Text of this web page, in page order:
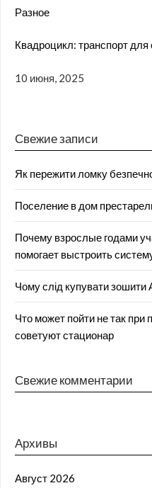
Разное
Квадроцикл: транспорт
10 июня, 2025
Свежие записи
Як пережити ломку
Поселение в дом
Почему взрослые годами
помогает выстроить
Чому слід купувати зошити
Что может пойти не так
советуют стационар
Свежие комментарии
Архивы
Август 2026